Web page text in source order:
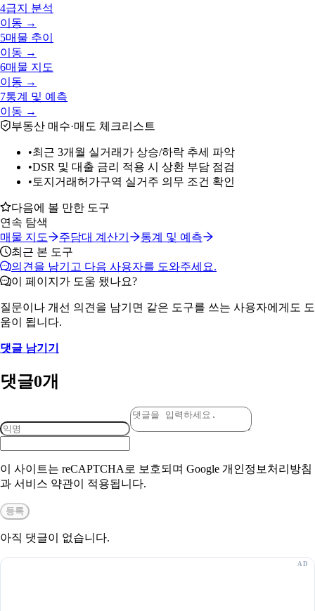
4급지 분석
이동 →
5매물 추이
이동 →
6매물 지도
이동 →
7통계 및 예측
이동 →
부동산 매수·매도 체크리스트
•최근 3개월 실거래가 상승/하락 추세 파악
•DSR 및 대출 금리 적용 시 상환 부담 점검
• 토지거래허가구역 실거주 의무 조건 확인
다음에 볼 만한 도구
연속 탐색
매물 지도
주담대 계산기
통계 및 예측
최근 본 도구
의견을 남기고 다음 사용자를 도와주세요.
이 페이지가 도움 됐나요?
질문이나 개선 의견을 남기면 같은 도구를 쓰는 사용자에게도 도
움이 됩니다.
댓글 남기기
댓글0개
이 사이트는 reCAPTCHA로 보호되며 Google 개인정보처리방침
과 서비스 약관이 적용됩니다.
등록
아직 댓글이 없습니다.